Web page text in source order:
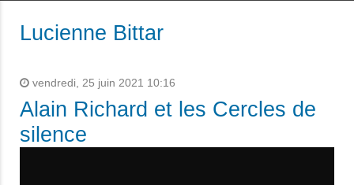
Lucienne Bittar
vendredi, 25 juin 2021 10:16
Alain Richard et les Cercles de
silence